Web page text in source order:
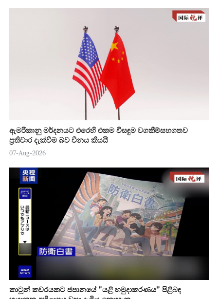
ඇමරිකානු මර්දනයට එරෙහි එකම විසඳුම වගකීම්සහගතව
ප්‍රතිචාර දැක්වීම බව චීනය කියයි
07-Aug-2026
කාටූන් කවරයකට ජපානයේ "යළි හමුදාකරණය" පිළිබඳ